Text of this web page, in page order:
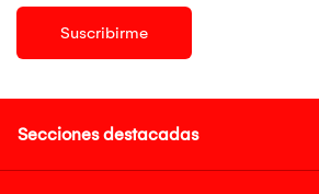
Suscribirme
Secciones destacadas